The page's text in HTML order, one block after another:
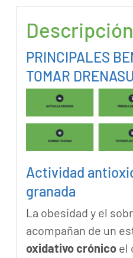
Descripción
PRINCIPALES
TOMAR
Actividad
granada
La obesidad y el
acompañan de un
oxidativo crónicoel